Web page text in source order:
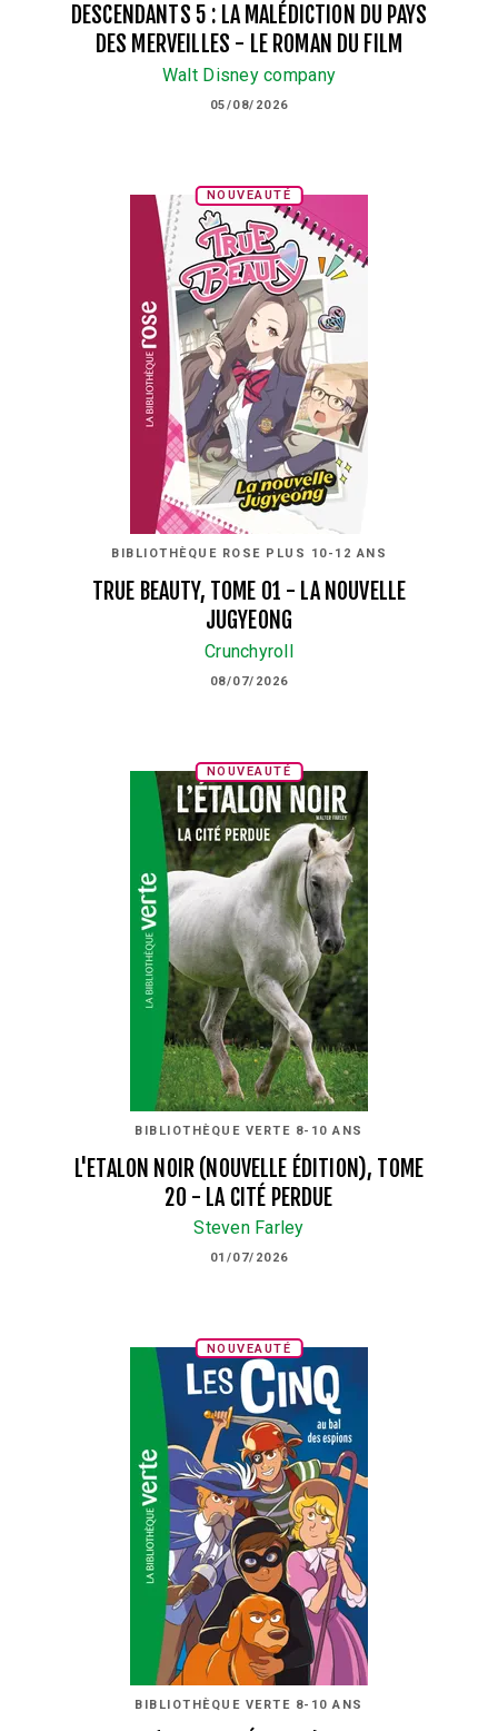
DESCENDANTS 5 : LA MALÉDICTION DU PAYS
DES MERVEILLES - LE ROMAN DU FILM
Walt Disney company
05/08/2026
NOUVEAUTÉ
BIBLIOTHÈQUE ROSE PLUS 10-12 ANS
TRUE BEAUTY, TOME 01 - LA NOUVELLE
JUGYEONG
Crunchyroll
08/07/2026
NOUVEAUTÉ
BIBLIOTHÈQUE VERTE 8-10 ANS
L'ETALON NOIR (NOUVELLE ÉDITION), TOME
20 - LA CITÉ PERDUE
Steven Farley
01/07/2026
NOUVEAUTÉ
BIBLIOTHÈQUE VERTE 8-10 ANS